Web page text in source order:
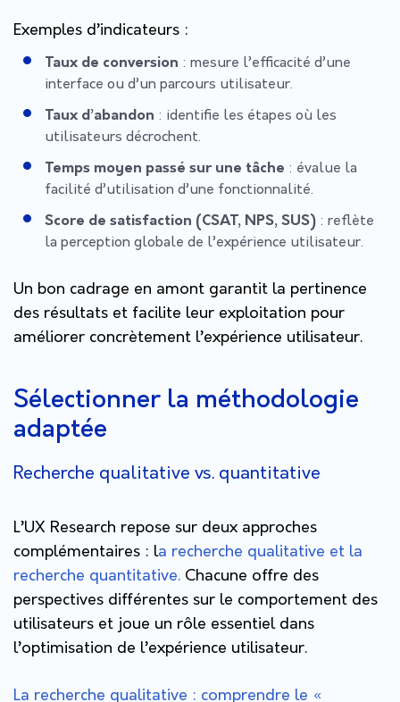
Exemples d’indicateurs :
Taux de conversion : mesure l’efficacité d’une
interface ou d’un parcours utilisateur.
Taux d’abandon : identifie les étapes où les
utilisateurs décrochent.
Temps moyen passé sur une tâche : évalue la
facilité d’utilisation d’une fonctionnalité.
Score de satisfaction (CSAT, NPS, SUS) : reflète
la perception globale de l’expérience utilisateur.
Un bon cadrage en amont garantit la pertinence
des résultats et facilite leur exploitation pour
améliorer concrètement l’expérience utilisateur.
Sélectionner la méthodologie
adaptée
Recherche qualitative vs. quantitative
L’UX Research repose sur deux approches
complémentaires : la recherche qualitative et la
recherche quantitative. Chacune offre des
perspectives différentes sur le comportement des
utilisateurs et joue un rôle essentiel dans
l’optimisation de l’expérience utilisateur.
La recherche qualitative : comprendre le «